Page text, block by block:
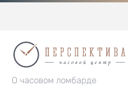
О часовом ломбарде